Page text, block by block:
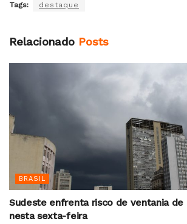
Tags: destaque
Relacionado Posts
BRASIL
Sudeste enfrenta risco de ventania de
nesta sexta-feira